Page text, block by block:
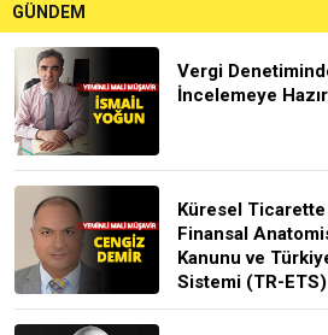
GÜNDEM
Vergi
İncelemeye
Küresel
Finansal
Kanunu ve
Sistemi (TR-